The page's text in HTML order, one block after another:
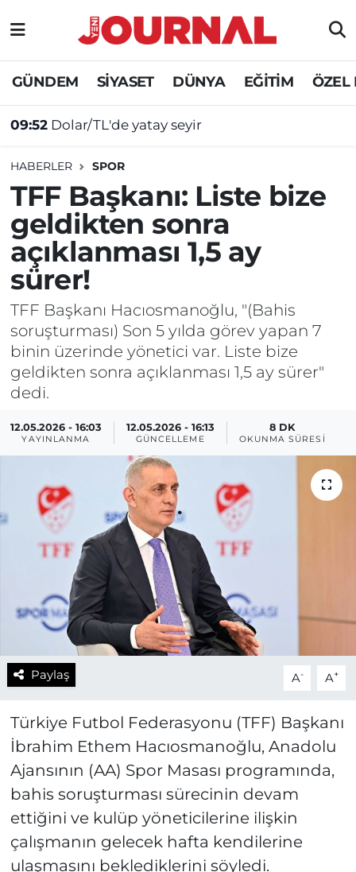
GÜNDEM SİYASET DÜNYA EĞİTİM ÖZEL
Cinayet şüphelilerine İHA destekli operasyon!
HABERLER SPOR
TFF Başkanı: Liste bize
geldikten sonra
açıklanması 1,5 ay
sürer!
TFF Başkanı Hacıosmanoğlu, "(Bahis
soruşturması) Son 5 yılda görev yapan 7
binin üzerinde yönetici var. Liste bize
geldikten sonra açıklanması 1,5 ay sürer"
dedi.
12.05.2026 - 16:03
YAYINLANMA
12.05.2026 - 16:13
GÜNCELLEME
8 DK
OKUNMA SÜRESI
Paylaş A- A+
Türkiye Futbol Federasyonu (TFF) Başkanı
İbrahim Ethem Hacıosmanoğlu, Anadolu
Ajansının (AA) Spor Masası programında,
bahis soruşturması sürecinin devam
ettiğini ve kulüp yöneticilerine ilişkin
çalışmanın gelecek hafta kendilerine
ulaşmasını beklediklerini söyledi.
GÜNDEM
SİYASET
DÜNYA
EĞİTİM
ÖZEL HABER
Nöbetçi Eczaneler
Hava Durumu
Süper Lig Puan Durumu ve Fikstür
Tüm Manşetler
Son Dakika Haberleri
Haber Arşivi